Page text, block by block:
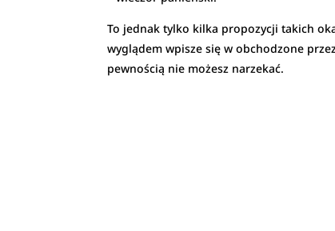
To jednak tylko kilka propozycji takich
wyglądem wpisze się w obchodzone
pewnością nie możesz narzekać.